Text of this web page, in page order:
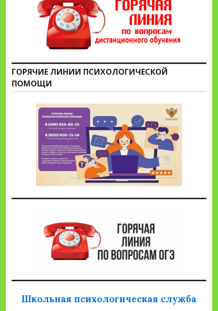
ГОРЯЧИЕ ЛИНИИ ПСИХОЛОГИЧЕСКОЙ
ПОМОЩИ
Школьная психологическая служба